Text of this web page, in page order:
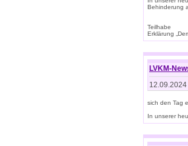
Behinderung
Teilhabe
Erklärung
LVKM-
12.09.2024
sich den Tag
In unserer